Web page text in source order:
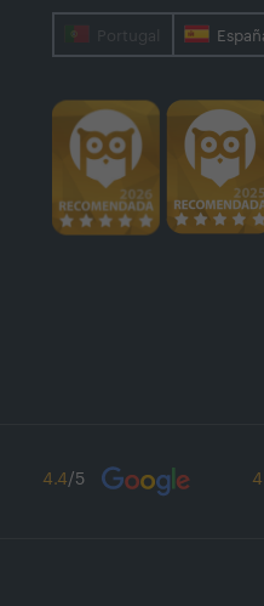
Portugal
4.4/5